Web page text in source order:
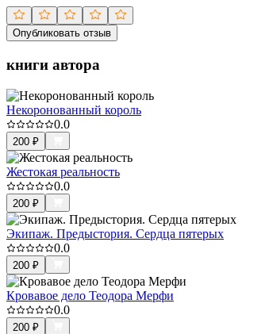
Опубликовать отзыв
книги автора
Некоронованный король
0.0
200 ₽
Жестокая реальность
0.0
200 ₽
Экипаж. Предыстория. Сердца пятерых
0.0
200 ₽
Кровавое дело Теодора Мерфи
0.0
200 ₽